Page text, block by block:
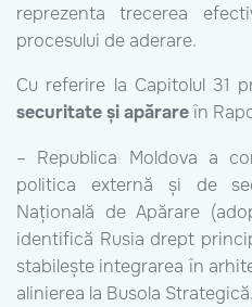
reprezenta trecerea
procesului de aderare.
Cu referire la Capitolul 31
securitate și apărareîn
– Republica Moldova a
politica externă și de
Națională de Apărare
identifică Rusia drept
stabilește integrarea în
alinierea la Busola Strategică.